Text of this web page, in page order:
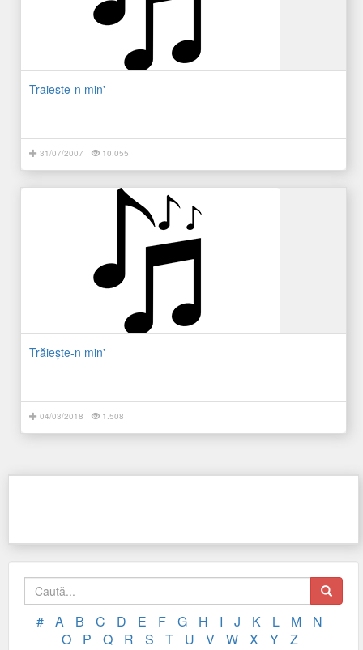
Traieste-n min'
31/07/2007 10.055
Trăieşte-n min'
04/03/2018 1.508
# A B C D E F G H I J K L M
N
O
P Q R S T U V W X Y Z